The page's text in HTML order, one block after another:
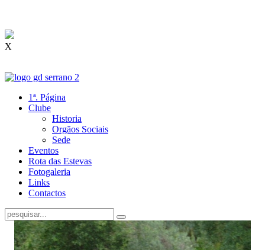
X
1ª. Página
Clube
Historia
Orgãos Sociais
Sede
Eventos
Rota das Estevas
Fotogaleria
Links
Contactos